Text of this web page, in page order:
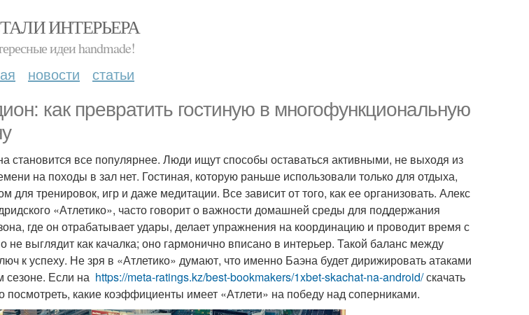
ИНТЕРЬЕРА
идеи handmade!
новости статьи
как превратить гостиную в многофункциональную
становится все популярнее. Люди ищут способы оставаться активными, не выходя из
на походы в зал нет. Гостиная, которую раньше использовали только для отдыха,
для тренировок, игр и даже медитации. Все зависит от того, как ее организовать. Алекс
«Атлетико», часто говорит о важности домашней среды для поддержания
где он отрабатывает удары, делает упражнения на координацию и проводит время с
не выглядит как качалка; оно гармонично вписано в интерьер. Такой баланс между
к успеху. Не зря в «Атлетико» думают, что именно Баэна будет дирижировать атаками
сезоне. Если на https://meta-ratings.kz/best-bookmakers/1xbet-skachat-na-android/скачать
какие коэффициенты имеет «Атлети» на победу над соперниками.